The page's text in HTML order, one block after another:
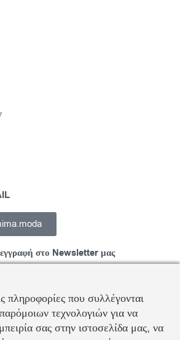
στο Newsletter μας
και ενημερωθείτε για νέα προϊόντα,
και για να λάβετεκουπόνι έκπτωσης
πληροφορίες που συλλέγονται
τεχνολογιών για να
σας στην ιστοσελίδα μας, να